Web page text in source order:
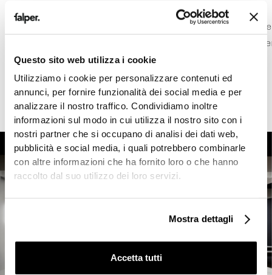
Questo sito web utilizza i cookie
Utilizziamo i cookie per personalizzare contenuti ed
annunci, per fornire funzionalità dei social media e per
analizzare il nostro traffico. Condividiamo inoltre
informazioni sul modo in cui utilizza il nostro sito con i
nostri partner che si occupano di analisi dei dati web,
pubblicità e social media, i quali potrebbero combinarle
con altre informazioni che ha fornito loro o che hanno
raccolto dal suo utilizzo dei loro servizi.
Mostra dettagli
Accetta tutti
Produktqualität, Architektur und Interior Design
aufeinandertreffen, in einem Raum, in dem die
der anspruchsvollsten privaten und professionellen
vollständig erfüllt werden, entworfen von einem
hervorragenden Team aus Architekten, Designern und
Einzelhandelsexperten.